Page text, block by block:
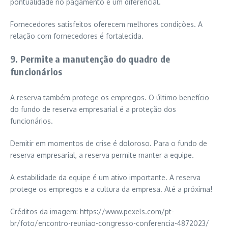
Fornecedores satisfeitos oferecem melhores condições. A
relação com fornecedores é fortalecida.
9. Permite a manutenção do quadro de
funcionários
A reserva também protege os empregos. O último benefício
do fundo de reserva empresarial é a proteção dos
funcionários.
Demitir em momentos de crise é doloroso. Para o fundo de
reserva empresarial, a reserva permite manter a equipe.
A estabilidade da equipe é um ativo importante. A reserva
protege os empregos e a cultura da empresa. Até a próxima!
Créditos da imagem: https://www.pexels.com/pt-
br/foto/encontro-reuniao-congresso-conferencia-4872023/